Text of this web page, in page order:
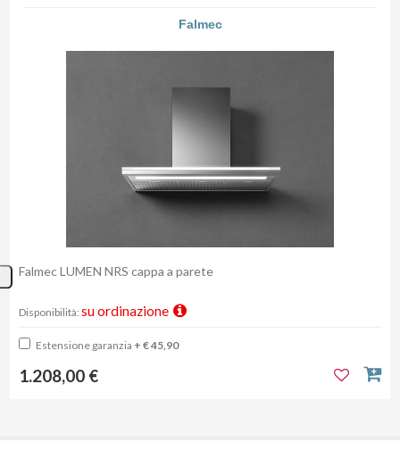
Falmec
Falmec LUMEN NRS cappa a parete
Disponibilità: su ordinazione
Estensione garanzia + € 45,90
1.208,00 €